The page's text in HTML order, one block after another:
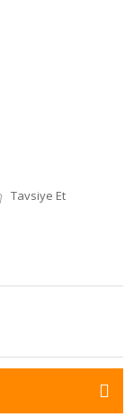
Tavsiye Et